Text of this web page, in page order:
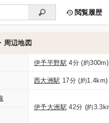
閲覧履歴
周辺地図
伊予平野駅 4分 (約300m)
西大洲駅 17分 (約1.4km)
伊予大洲駅 42分 (約